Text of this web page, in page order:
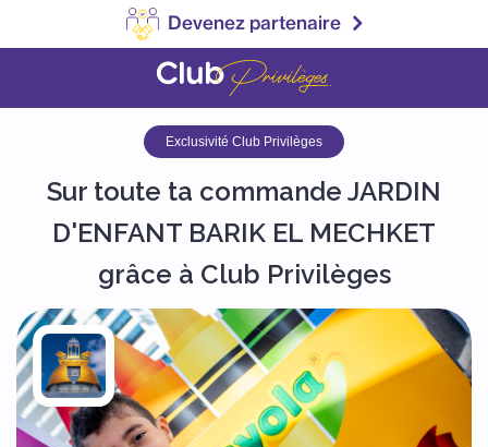
Devenez partenaire
Exclusivité Club Privilèges
Sur toute ta commande JARDIN
D'ENFANT BARIK EL MECHKET
grâce à Club Privilèges